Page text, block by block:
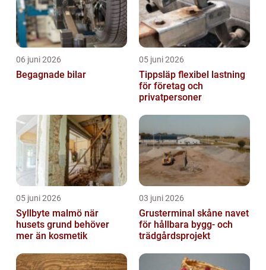
06 juni 2026
Begagnade bilar
05 juni 2026
Tippsläp flexibel lastning
för företag och
privatpersoner
05 juni 2026
Syllbyte malmö när
husets grund behöver
mer än kosmetik
03 juni 2026
Grusterminal skåne navet
för hållbara bygg- och
trädgårdsprojekt